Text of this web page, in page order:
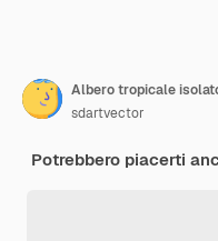
Albero tropicale
sdartvector
Potrebbero piacerti